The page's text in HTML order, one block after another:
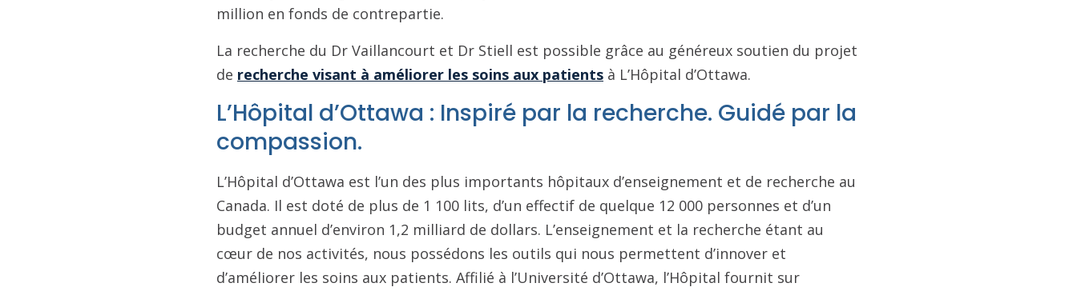
million en fonds de contrepartie.
La recherche du Dr Vaillancourt et Dr Stiell est possible grâce au généreux soutien du projet
de recherche visant à améliorer les soins aux patients à L’Hôpital d’Ottawa.
L’Hôpital d’Ottawa : Inspiré par la recherche. Guidé par la
compassion.
L’Hôpital d’Ottawa est l’un des plus importants hôpitaux d’enseignement et de recherche au
Canada. Il est doté de plus de 1 100 lits, d’un effectif de quelque 12 000 personnes et d’un
budget annuel d’environ 1,2 milliard de dollars. L’enseignement et la recherche étant au
cœur de nos activités, nous possédons les outils qui nous permettent d’innover et
d’améliorer les soins aux patients. Affilié à l’Université d’Ottawa, l’Hôpital fournit sur